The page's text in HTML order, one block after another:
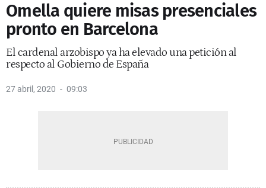
Omella quiere misas presenciales
pronto en Barcelona
El cardenal arzobispo ya ha elevado una petición al
respecto al Gobierno de España
27 abril, 2020 09:03